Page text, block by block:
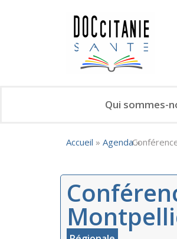
Qui sommes-
Accueil » Agenda»